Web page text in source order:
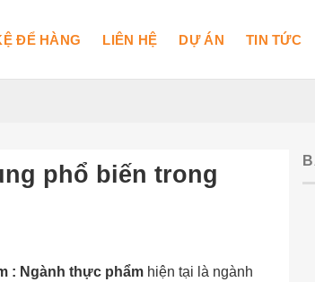
ĐỂ HÀNG LIÊN HỆ DỰ ÁN TIN TỨC
phổ biến trong
: Ngành thực phẩm hiện tại là ngành